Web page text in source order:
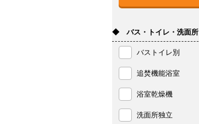
◆ バス・トイレ・洗面所
バストイレ別
追焚機能浴室
浴室乾燥機
洗面所独立